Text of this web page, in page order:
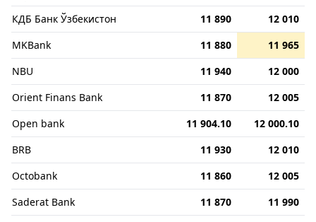
КДБ Банк Ўзбекистон
11 890
12 010
MKBank
11 880
11 965
NBU
11 940
12 000
Orient Finans Bank
11 870
12 005
Open bank
11 904.10
12 000.10
BRB
11 930
12 010
Octobank
11 860
12 005
Saderat Bank
11 870
11 990